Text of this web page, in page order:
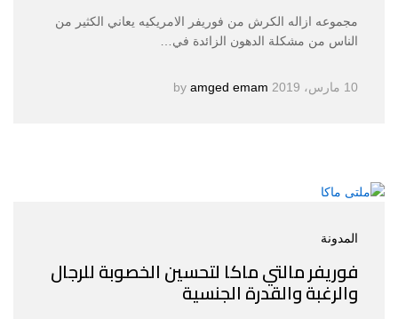
مجموعه ازاله الكرش من فوريفر الامريكيه يعاني الكثير من
الناس من مشكلة الدهون الزائدة في…
10 مارس، 2019 amged emam
المدونة
فوريفر مالتي ماكا لتحسين الخصوبة للرجال
والرغبة والقدرة الجنسية